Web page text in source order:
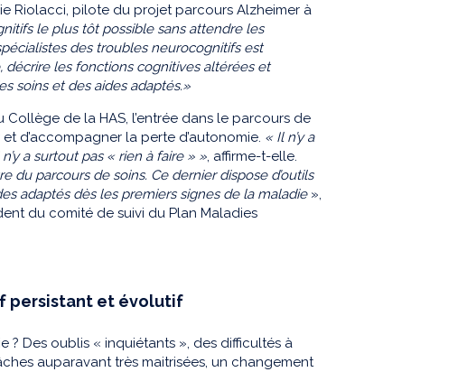
Riolacci, pilote du projet parcours Alzheimer à
le plus tôt possible sans attendre les
des troubles neurocognitifs est
décrire les fonctions cognitives altérées et
soins et des aides adaptés.»
de la HAS, l’entrée dans le parcours de
d’accompagner la perte d’autonomie. « Il n’y a
a surtout pas « rien à faire » », affirme-t-elle.
parcours de soins. Ce dernier dispose d’outils
adaptés dès les premiers signes de la maladie »,
du comité de suivi du Plan Maladies
persistant et évolutif
Des oublis « inquiétants », des difficultés à
auparavant très maitrisées, un changement